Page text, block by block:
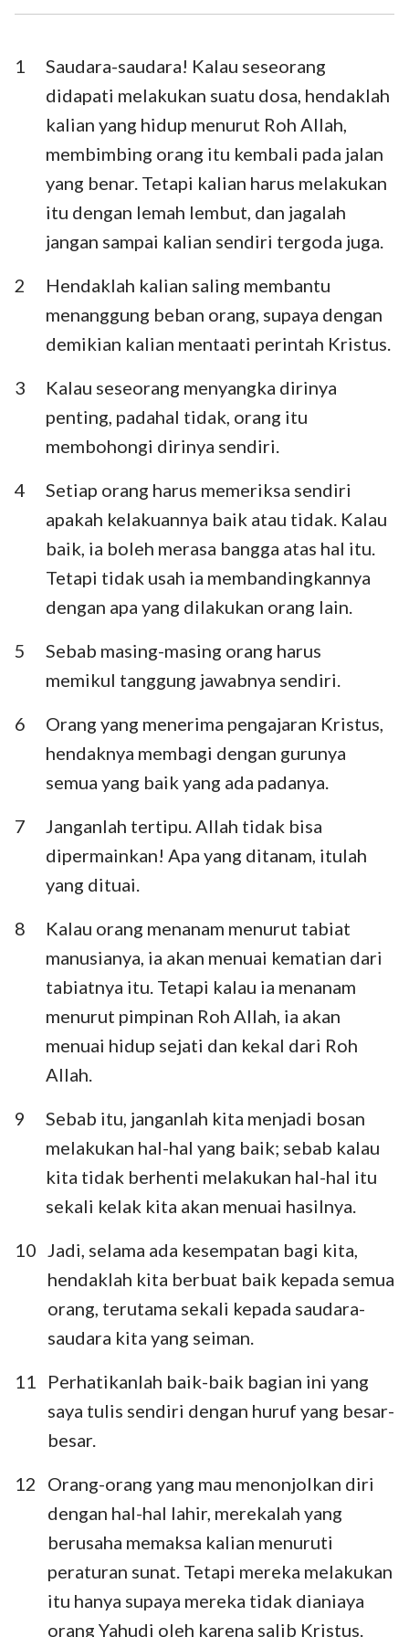
I Timotius II Timotius
Titus Filemon
Ibrani Yakobus
I Yohanes II Yohanes
III Yohanes Yudas
1
Saudara-saudara! Kalau seseorang
didapati melakukan suatu dosa, hendaklah
kalian yang hidup menurut Roh Allah,
membimbing orang itu kembali pada jalan
yang benar. Tetapi kalian harus melakukan
itu dengan lemah lembut, dan jagalah
jangan sampai kalian sendiri tergoda juga.
2
Hendaklah kalian saling membantu
menanggung beban orang, supaya dengan
demikian kalian mentaati perintah Kristus.
3
Kalau seseorang menyangka dirinya
penting, padahal tidak, orang itu
membohongi dirinya sendiri.
4
Setiap orang harus memeriksa sendiri
apakah kelakuannya baik atau tidak. Kalau
baik, ia boleh merasa bangga atas hal itu.
Tetapi tidak usah ia membandingkannya
dengan apa yang dilakukan orang lain.
5
Sebab masing-masing orang harus
memikul tanggung jawabnya sendiri.
6
Orang yang menerima pengajaran Kristus,
hendaknya membagi dengan gurunya
semua yang baik yang ada padanya.
7
Janganlah tertipu. Allah tidak bisa
dipermainkan! Apa yang ditanam, itulah
yang dituai.
8
Kalau orang menanam menurut tabiat
manusianya, ia akan menuai kematian dari
tabiatnya itu. Tetapi kalau ia menanam
menurut pimpinan Roh Allah, ia akan
menuai hidup sejati dan kekal dari Roh
Allah.
9
Sebab itu, janganlah kita menjadi bosan
melakukan hal-hal yang baik; sebab kalau
kita tidak berhenti melakukan hal-hal itu
sekali kelak kita akan menuai hasilnya.
10
Jadi, selama ada kesempatan bagi kita,
hendaklah kita berbuat baik kepada semua
orang, terutama sekali kepada saudara-
saudara kita yang seiman.
11
Perhatikanlah baik-baik bagian ini yang
saya tulis sendiri dengan huruf yang besar-
besar.
12
Orang-orang yang mau menonjolkan diri
dengan hal-hal lahir, merekalah yang
berusaha memaksa kalian menuruti
peraturan sunat. Tetapi mereka melakukan
itu hanya supaya mereka tidak dianiaya
orang Yahudi oleh karena salib Kristus.